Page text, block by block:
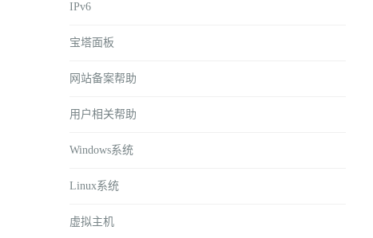
IPv6
宝塔面板
网站备案帮助
用户相关帮助
Windows系统
Linux系统
虚拟主机